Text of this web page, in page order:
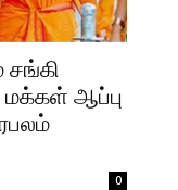
சங்கி
ஆப்பு
0